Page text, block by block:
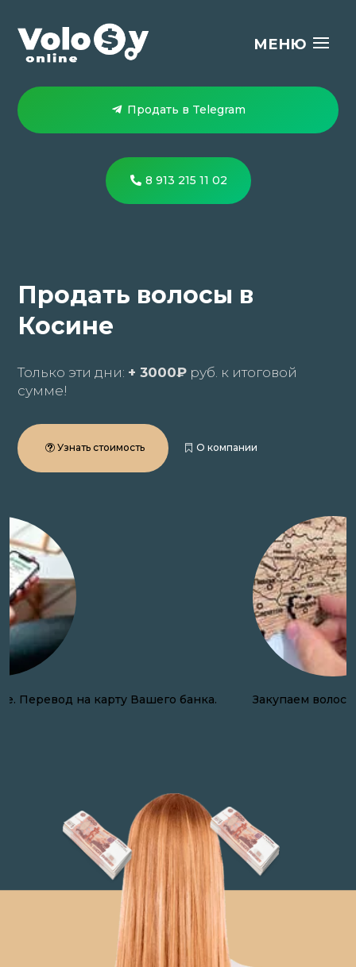
Продать в Telegram
8 913 215 11 02
Продать волосы в
Косине
Только эти дни: + 3000₽ руб. к итоговой
сумме!
Узнать стоимость О компании
Закупаем волосы онлайн по всей России.